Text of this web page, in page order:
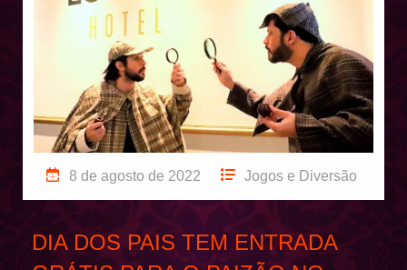
Jogos e Diversão
8 de agosto de 2022
DIA DOS PAIS TEM ENTRADA